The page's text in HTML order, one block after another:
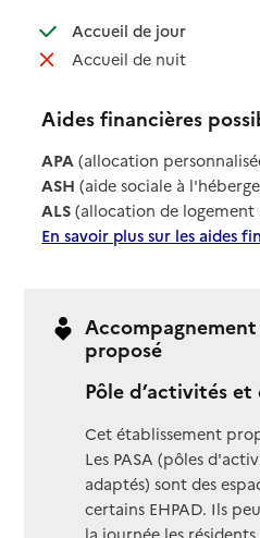
Accueil de jour: disponible
Accueil de nuit
: non
Aides financières
APA (allocation
ASH (aide sociale à
ALS (allocation de logement
En savoir plus sur les aides
proposé
Pôle d’activités
Cet établissement
Les PASA (pôles
adaptés) sont des
certains EHPAD. Ils